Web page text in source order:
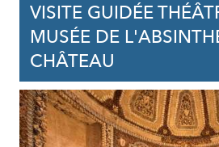
VISITE GUIDÉE
MUSÉE DE
CHÂTEAU